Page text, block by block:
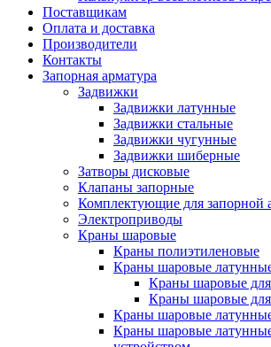
Поставщикам
Оплата и доставка
Производители
Контакты
Запорная арматура
Задвижки
Задвижки латунные
Задвижки стальные
Задвижки чугунные
Задвижки шиберные
Затворы дисковые
Клапаны запорные
Комплектующие для запорной
Электроприводы
Краны шаровые
Краны полиэтиленовые
Краны шаровые
Краны шаровые
Краны шаровые для
Краны шаровые
Краны шаровые